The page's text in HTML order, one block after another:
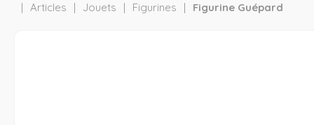
Articles Jouets Figurines Figurine Guépard